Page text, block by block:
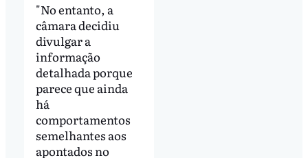
"No entanto, a
câmara decidiu
divulgar a
informação
detalhada porque
parece que ainda
há
comportamentos
semelhantes aos
apontados no